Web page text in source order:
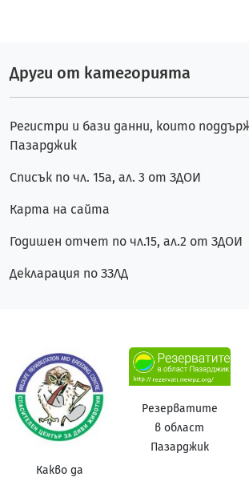
Други от категорията
Регистри и бази данни, които
Пазарджик
Списък по чл. 15а, ал. 3 от ЗДОИ
Карта на сайта
Годишен отчет по чл.15, ал.2 от ЗДОИ
Декларация по ЗЗЛД
Какво да
Резерватите
в област
Пазарджик